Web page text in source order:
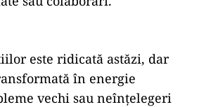
este ridicată astăzi, dar
în energie
vechi sau neînțelegeri